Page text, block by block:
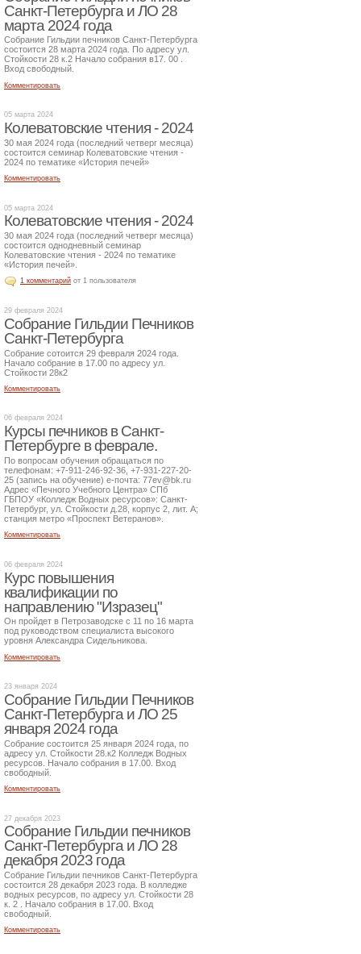
Санкт-Петербурга и ЛО 28
марта 2024 года
Собрание Гильдии печников Санкт-Петербурга
состоится 28 марта 2024 года. По адресу ул.
Стойкости 28 к.2 Начало собрания в17. 00 .
Вход свободный.
Комментировать
05 марта 2024
Колеватовские чтения - 2024
30 мая 2024 года (последний четверг месяца)
состоится семинар Колеватовские чтения -
2024 по тематике «История печей»
Комментировать
05 марта 2024
Колеватовские чтения - 2024
30 мая 2024 года (последний четверг месяца)
состоится однодневный семинар
Колеватовские чтения - 2024 по тематике
«История печей».
1 комментарий от 1 пользователя
29 февраля 2024
Собрание Гильдии Печников
Санкт-Петербурга
Собрание сотоится 29 февраля 2024 года.
Начало собрание в 17.00 по адресу ул.
Стойкости 28к2
Комментировать
06 февраля 2024
Курсы печников в Санкт-
Петербурге в феврале.
По вопросам обучения обращаться по
телефонам: +7-911-246-92-36, +7-931-227-20-
25 (запись на обучение) е-почта: 77ev@bk.ru
Адрес «Печного Учебного Центра» СПб
ГБПОУ «Колледж Водных ресурсов»: Санкт-
Петербург, ул. Стойкости д.28, корпус 2, лит. А;
станция метро «Проспект Ветеранов».
Комментировать
06 февраля 2024
Курс повышения
квалификации по
направлению "Изразец"
Он пройдет в Петрозаводске с 11 по 16 марта
под руководством специалиста высокого
уровня Александра Сидельникова.
Комментировать
23 января 2024
Собрание Гильдии Печников
Санкт-Петербурга и ЛО 25
января 2024 года
Собрание состоится 25 января 2024 года, по
адресу ул. Стойкости 28.к2 Колледж Водных
ресурсов. Начало собрания в 17.00. Вход
свободный.
Комментировать
27 декабря 2023
Собрание Гильдии печников
Санкт-Петербурга и ЛО 28
декабря 2023 года
Собрание Гильдии печников Санкт-Петербурга
состоится 28 декабря 2023 года. В колледже
водных ресурсов, по адресу ул. Стойкости 28
к. 2 . Начало собрания в 17.00. Вход
свободный.
Комментировать